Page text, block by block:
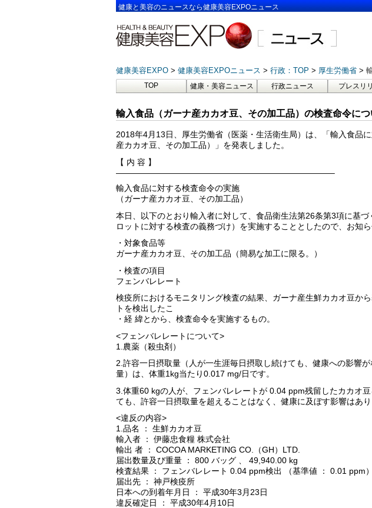
健康と美容のニュースなら健康美容EXPOニュース
健康美容EXPO 健康美容EXPOニュース 行政：TOP 厚生労働省
TOP 健康・美容ニュース 行政ニュース プレスリ
輸入食品（ガーナ産カカオ豆、その加工品）の検査命令に
2018年4月13日、厚生労働省（医薬・生活衛生局）は、「輸入食品
産カカオ豆、その加工品）」を発表しました。
【 内 容 】
——————————————————————————–
輸入食品に対する検査命令の実施
（ガーナ産カカオ豆、その加工品）
本日、以下のとおり輸入者に対して、食品衛生法第26条第3項に基
ロットに対する検査の義務づけ）を実施することとしたので、お知ら
・対象食品等
ガーナ産カカオ豆、その加工品（簡易な加工に限る。）
・検査の項目
フェンバレレート
検疫所におけるモニタリング検査の結果、ガーナ産生鮮カカオ豆か
トを検出したこ
・経 緯とから、検査命令を実施するもの。
<フェンバレレートについて>
1.農薬（殺虫剤）
2.許容一日摂取量（人が一生涯毎日摂取し続けても、健康への影響
量）は、体重1kg当たり0.017 mg/日です。
3.体重60 kgの人が、フェンバレレートが 0.04 ppm残留したカカオ
ても、許容一日摂取量を超えることはなく、健康に及ぼす影響はあり
<違反の内容>
1.品名 ： 生鮮カカオ豆
輸入者 ： 伊藤忠食糧 株式会社
輸出 者 ： COCOA MARKETING CO.（GH）LTD.
届出数量及び重量 ： 800 バッグ 、 49,940.00 kg
検査結果 ： フェンバレレート 0.04 ppm検出 （基準値 ： 0.01 ppm）
届出先 ： 神戸検疫所
日本への到着年月日 ： 平成30年3月23日
違反確定日 ： 平成30年4月10日